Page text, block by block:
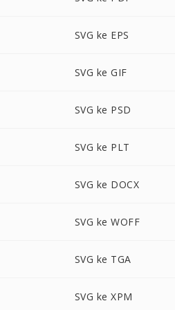
SVG ke EPS
SVG ke GIF
SVG ke PSD
SVG ke PLT
SVG ke DOCX
SVG ke WOFF
SVG ke TGA
SVG ke XPM